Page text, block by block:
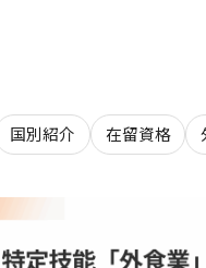
国別紹介 在留資格